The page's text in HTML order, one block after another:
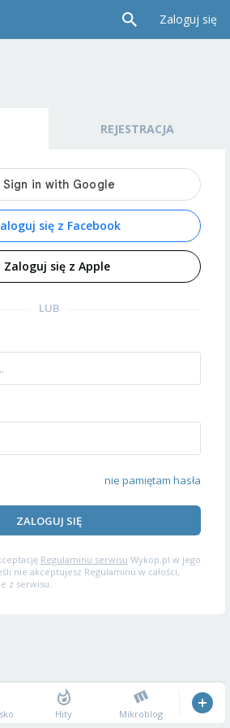
Zaloguj się
REJESTRACJA
się z Facebook
Zaloguj się z Apple
LUB
nie pamiętam hasła
ZALOGUJ SIĘ
Regulaminu serwisu Wykop.pl w jego
nie akceptujesz Regulaminu w całości,
z serwisu.
Hity Mikroblog